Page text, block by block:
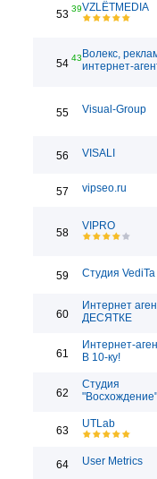
53 39VZLЁTMEDIA
54 43 Волекс,
интернет-
55 Visual-Group
56 VISALI
57 vipseo.ru
58
VIPRO
59 Студия VediTa
60
Интернет
ДЕСЯТКЕ
61
Интернет-
В 10-ку!
62
Студия
"Восхождение"
63
UTLab
64 User Metrics